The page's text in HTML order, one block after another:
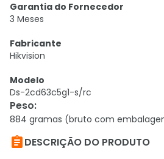
Garantia do Fornecedor
3 Meses
Fabricante
Hikvision
Modelo
Ds-2cd63c5g1-s/rc
Peso:
884 gramas (bruto com
DESCRIÇÃO DO PRODUTO